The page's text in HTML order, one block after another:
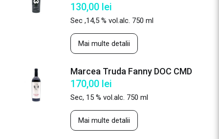
130,00 lei
Sec ,14,5 % vol.alc. 750 ml
Mai multe detalii
Marcea Truda Fanny DOC CMD
170,00 lei
Sec, 15 % vol.alc. 750 ml
Mai multe detalii